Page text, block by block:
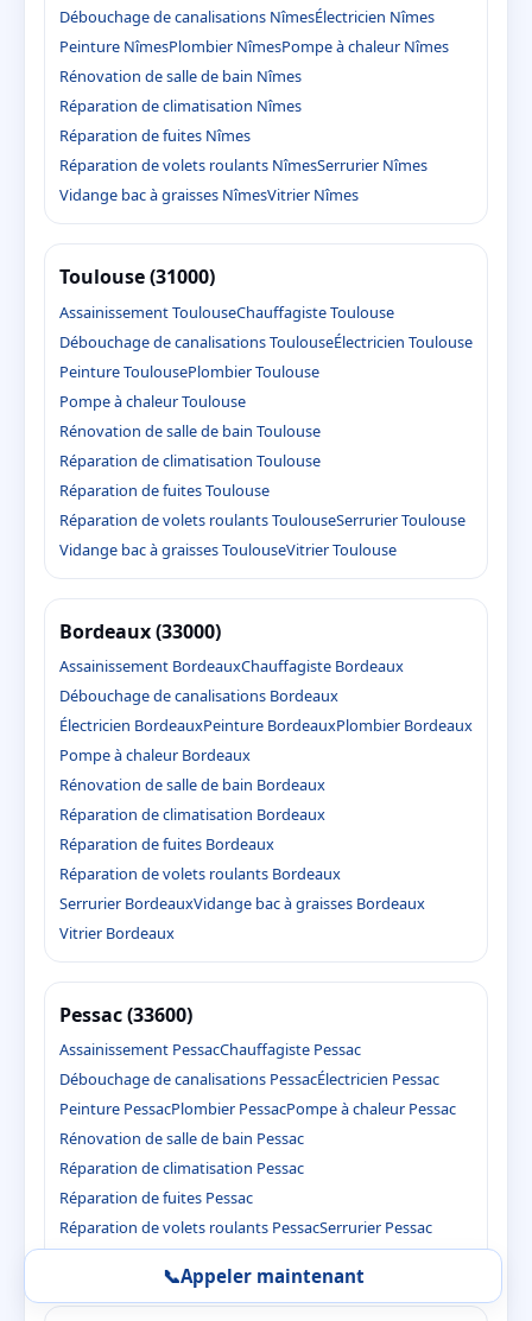
Débouchage de canalisations NîmesÉlectricien Nîmes
Peinture NîmesPlombier NîmesPompe à chaleur Nîmes
Rénovation de salle de bain Nîmes
Réparation de climatisation Nîmes
Réparation de fuites Nîmes
Réparation de volets roulants NîmesSerrurier Nîmes
Vidange bac à graisses NîmesVitrier Nîmes
Toulouse (31000)
Assainissement ToulouseChauffagiste Toulouse
Débouchage de canalisations ToulouseÉlectricien Toulouse
Peinture ToulousePlombier Toulouse
Pompe à chaleur Toulouse
Rénovation de salle de bain Toulouse
Réparation de climatisation Toulouse
Réparation de fuites Toulouse
Réparation de volets roulants ToulouseSerrurier Toulouse
Vidange bac à graisses ToulouseVitrier Toulouse
Bordeaux (33000)
Assainissement BordeauxChauffagiste Bordeaux
Débouchage de canalisations Bordeaux
Électricien BordeauxPeinture BordeauxPlombier Bordeaux
Pompe à chaleur Bordeaux
Rénovation de salle de bain Bordeaux
Réparation de climatisation Bordeaux
Réparation de fuites Bordeaux
Réparation de volets roulants Bordeaux
Serrurier BordeauxVidange bac à graisses Bordeaux
Vitrier Bordeaux
Pessac (33600)
Assainissement PessacChauffagiste Pessac
Débouchage de canalisations PessacÉlectricien Pessac
Peinture PessacPlombier PessacPompe à chaleur Pessac
Rénovation de salle de bain Pessac
Réparation de climatisation Pessac
Réparation de fuites Pessac
Réparation de volets roulants PessacSerrurier Pessac
📞Appeler maintenant